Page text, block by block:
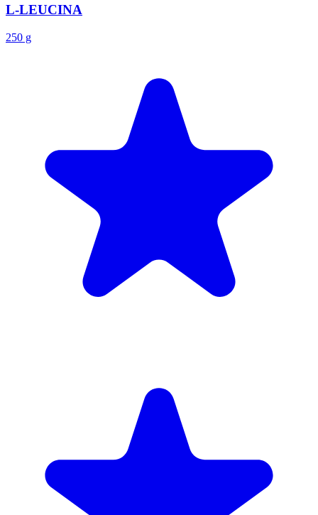
L-LEUCINA
250 g